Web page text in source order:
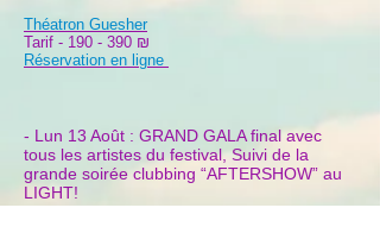
Théatron Guesher
Tarif - 190 - 390 ₪
Réservation en ligne
- Lun 13 Août : GRAND GALA final avec
tous les artistes du festival, Suivi de la
grande soirée clubbing “AFTERSHOW” au
LIGHT!